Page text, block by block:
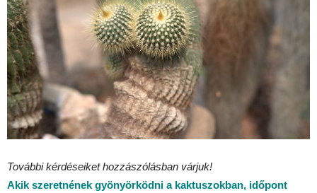
További kérdéseiket hozzászólásban várjuk!
Akik szeretnének gyönyörködni a kaktuszokban, időpont